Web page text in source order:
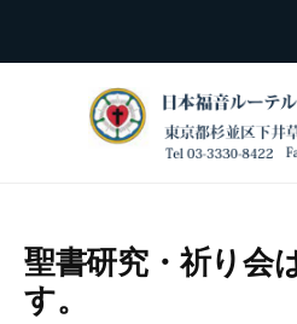
聖書研究・祈り会
す。